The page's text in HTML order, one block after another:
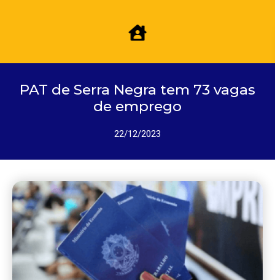
PAT de Serra Negra tem 73 vagas
de emprego
22/12/2023